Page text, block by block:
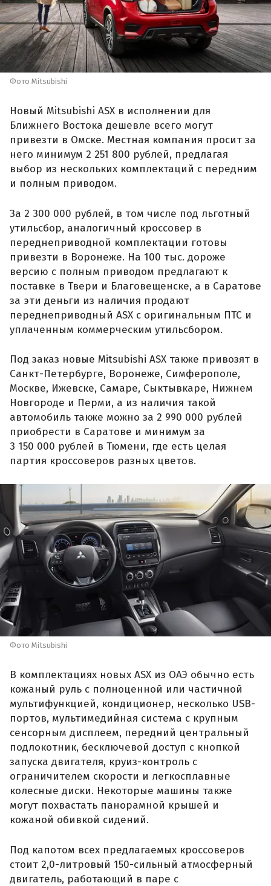
Фото Mitsubishi
Новый Mitsubishi ASX в исполнении для
Ближнего Востока дешевле всего могут
привезти в Омске. Местная компания просит за
него минимум 2 251 800 рублей, предлагая
выбор из нескольких комплектаций с передним
и полным приводом.
За 2 300 000 рублей, в том числе под льготный
утильсбор, аналогичный кроссовер в
переднеприводной комплектации готовы
привезти в Воронеже. На 100 тыс. дороже
версию с полным приводом предлагают к
поставке в Твери и Благовещенске, а в Саратове
за эти деньги из наличия продают
переднеприводный ASX с оригинальным ПТС и
уплаченным коммерческим утильсбором.
Под заказ новые Mitsubishi ASX также привозят в
Санкт-Петербурге, Воронеже, Симферополе,
Москве, Ижевске, Самаре, Сыктывкаре, Нижнем
Новгороде и Перми, а из наличия такой
автомобиль также можно за 2 990 000 рублей
приобрести в Саратове и минимум за
3 150 000 рублей в Тюмени, где есть целая
партия кроссоверов разных цветов.
Фото Mitsubishi
В комплектациях новых ASX из ОАЭ обычно есть
кожаный руль с полноценной или частичной
мультифункцией, кондиционер, несколько USB-
портов, мультимедийная система с крупным
сенсорным дисплеем, передний центральный
подлокотник, бесключевой доступ с кнопкой
запуска двигателя, круиз-контроль с
ограничителем скорости и легкосплавные
колесные диски. Некоторые машины также
могут похвастать панорамной крышей и
кожаной обивкой сидений.
Под капотом всех предлагаемых кроссоверов
стоит 2,0-литровый 150-сильный атмосферный
двигатель, работающий в паре с